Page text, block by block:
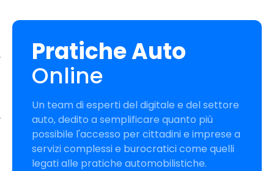
Pratiche Auto
Online
Un team di esperti del digitale e del settore
auto, dedito a semplificare quanto più
possibile l'accesso per cittadini e imprese a
servizi complessi e burocratici come quelli
legati alle pratiche automobilistiche.